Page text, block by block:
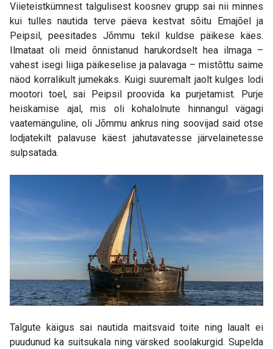
Viieteistkümnest talgulisest koosnev grupp sai nii minnes
kui tulles nautida terve päeva kestvat sõitu Emajõel ja
Peipsil, peesitades Jõmmu tekil kuldse päikese käes.
Ilmataat oli meid õnnistanud harukordselt hea ilmaga –
vahest isegi liiga päikeselise ja palavaga – mistõttu saime
näod korralikult jumekaks. Kuigi suuremalt jaolt kulges lodi
mootori toel, sai Peipsil proovida ka purjetamist. Purje
heiskamise ajal, mis oli kohalolnute hinnangul vägagi
vaatemänguline, oli Jõmmu ankrus ning soovijad said otse
lodjatekilt palavuse käest jahutavatesse järvelainetesse
sulpsatada.
Talgute käigus sai nautida maitsvaid toite ning laualt ei
puudunud ka suitsukala ning värsked soolakurgid. Supelda